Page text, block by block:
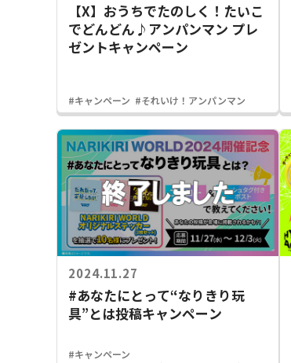
【X】おうちでたのしく！たいこ
でどんどん♪アンパンマン プレ
ゼントキャンペーン
#キャンペーン #それいけ！アンパンマン
2024.11.27
#あなたにとって“なりきり玩
具”とは投稿キャンペーン
#キャンペーン